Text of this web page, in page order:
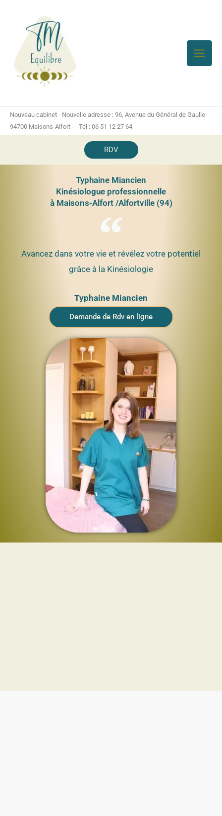
contenu
Nouveau cabinet - Nouvelle adresse : 96, Avenue du Général de Gaulle
94700 Maisons-Alfort -- Tél : 06 51 12 27 64
RDV
Typhaine Miancien
Kinésiologue professionnelle
à Maisons-Alfort /Alfortville (94)
Avancez dans votre vie et révélez votre potentiel
grâce à la Kinésiologie
Typhaine Miancien
Demande de Rdv en ligne